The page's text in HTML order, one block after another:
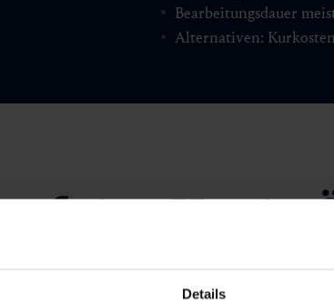
Details
Bearbeitungsdauer
Alternativen:
eine Kur in